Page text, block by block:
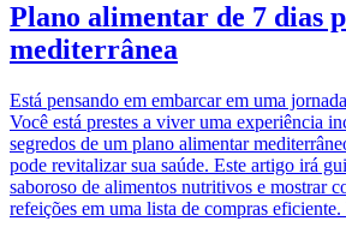
Plano alimentar de 7 dias
mediterrânea
Está pensando em embarcar em uma
Você está prestes a viver uma experiência
segredos de um plano alimentar
pode revitalizar sua saúde. Este artigo irá
saboroso de alimentos nutritivos e mostrar
refeições em uma lista de compras